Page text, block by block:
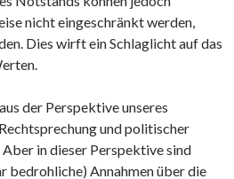
nicht eingeschränkt werden,
Dies wirft ein Schlaglicht auf das
der Perspektive unseres
und politischer
in dieser Perspektive sind
bedrohliche) Annahmen über die